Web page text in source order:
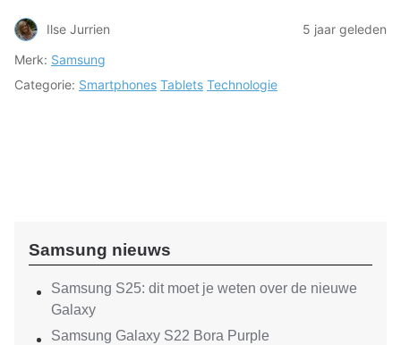
Ilse Jurrien
5 jaar geleden
Merk: Samsung
Categorie: Smartphones Tablets Technologie
Samsung nieuws
Samsung S25: dit moet je weten over de nieuwe
Galaxy
Samsung Galaxy S22 Bora Purple